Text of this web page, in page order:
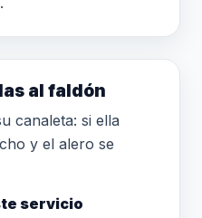
al faldón
canaleta: si ella
y el alero se
servicio